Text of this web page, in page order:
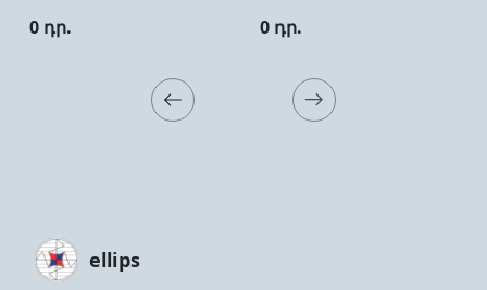
0 դր. 0 դր.
ellips